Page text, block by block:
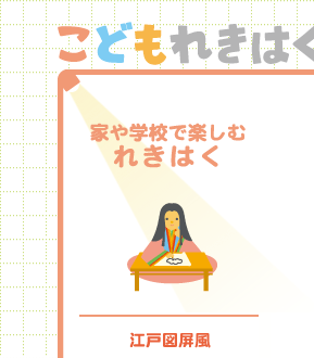
こどもれきはく（国立歴史民俗博物館）
家や学校で楽しむれきはく
江戸図屏風